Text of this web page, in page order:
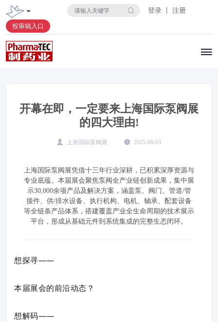
登录 丨 注册
投审稿入口
开幕在即，一定要来上海国际泵阀展
的四大理由!
上海国际泵阀展 2025-06-03
上海国际泵阀展凭借十三年行业深耕，已积累深厚资源与
专业底蕴。本届展会聚焦泵阀全产业链创新成果，集中展
示30,000余项产品及解决方案，涵盖泵、阀门、管道/管
接件、供/排水设备、执行机构、电机、轴承、配套设备
等全链条产品体系，搭建覆盖产业全生命周期的技术展示
平台，形成从基础元件到系统集成的完整生态闭环。
想探寻——
本届展会的前沿动态？
想解码——